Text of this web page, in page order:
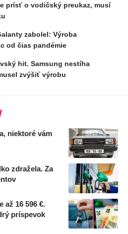
prísť o vodičský preukaz, musí
zabolel: Výroba
od čias pandémie
hit. Samsung nestíha
zvýšiť výrobu
niektoré vám
zdražela. Za
až 16 596 €.
príspevok